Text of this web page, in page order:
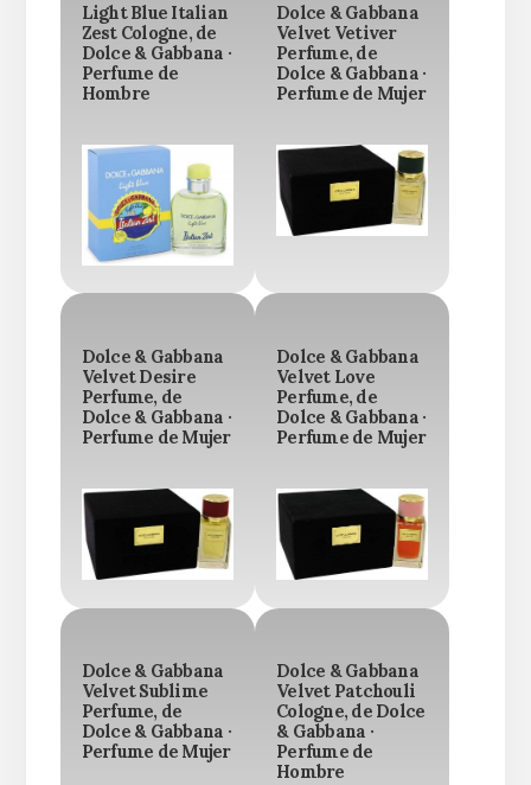
Light Blue Italian
Zest Cologne, de
Dolce & Gabbana ·
Perfume de
Hombre
Dolce & Gabbana
Velvet Vetiver
Perfume, de
Dolce & Gabbana ·
Perfume de Mujer
Dolce & Gabbana
Velvet Desire
Perfume, de
Dolce & Gabbana ·
Perfume de Mujer
Dolce & Gabbana
Velvet Love
Perfume, de
Dolce & Gabbana ·
Perfume de Mujer
Dolce & Gabbana
Velvet Sublime
Perfume, de
Dolce & Gabbana ·
Perfume de Mujer
Dolce & Gabbana
Velvet Patchouli
Cologne, de Dolce
& Gabbana ·
Perfume de
Hombre